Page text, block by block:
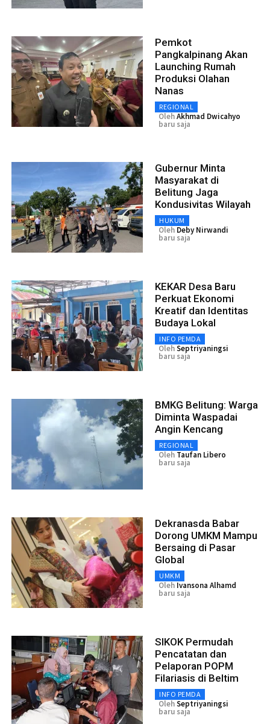
Pemkot
Pangkalpinang Akan
Launching Rumah
Produksi Olahan
Nanas
REGIONAL
OlehAkhmad Dwicahyo
baru saja
Gubernur Minta
Masyarakat di
Belitung Jaga
Kondusivitas Wilayah
HUKUM
Oleh Deby Nirwandi
baru saja
KEKAR Desa Baru
Perkuat Ekonomi
Kreatif dan Identitas
Budaya Lokal
INFO PEMDA
OlehSeptriyaningsi
baru saja
BMKG Belitung: Warga
Diminta Waspadai
Angin Kencang
REGIONAL
Oleh Taufan Libero
baru saja
Dekranasda Babar
Dorong UMKM Mampu
Bersaing di Pasar
Global
UMKM
Oleh Ivansona Alhamd
baru saja
SIKOK Permudah
Pencatatan dan
Pelaporan POPM
Filariasis di Beltim
INFO PEMDA
OlehSeptriyaningsi
baru saja